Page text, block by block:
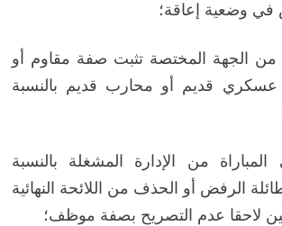
في وضعية إعاقة؛
الجهة المختصة تثبت صفة مقاوم أو
عسكري قديم أو محارب قديم بالنسبة
من الإدارة المشغلة بالنسبة
الرفض أو الحذف من اللائحة النهائية
لاحقا عدم التصريح بصفة موظف؛